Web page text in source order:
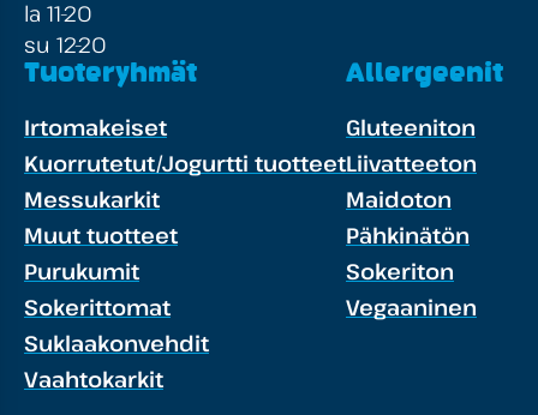
la 11-20
su 12-20
Tuoteryhmät
Irtomakeiset
Kuorrutetut/Jogurtti tuotteet
Messukarkit
Muut tuotteet
Purukumit
Sokerittomat
Suklaakonvehdit
Vaahtokarkit
Allergeenit
Gluteeniton
Liivatteeton
Maidoton
Pähkinätön
Sokeriton
Vegaaninen